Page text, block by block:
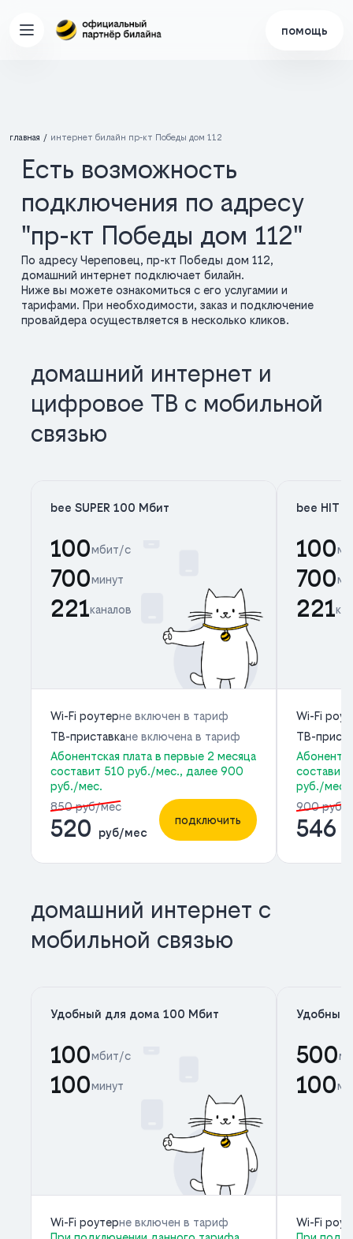
помощь
главная интернет билайн пр-кт Победы дом 112
Есть возможность
подключения по адресу
"пр-кт Победы дом 112"
По адресу Череповец, пр-кт Победы дом 112,
домашний интернет подключает билайн.
Ниже вы можете ознакомиться с его услугамии и
тарифами. При необходимости, заказ и подключение
провайдера осуществляется в несколько кликов.
домашний интернет и
цифровое ТВ с мобильной
связью
bee SUPER 100 Мбит
100мбит/с
700минут
221каналов
Wi-Fi роутерне включен в тариф
ТВ-приставкане включена в тариф
Абонентская плата в первые 2 месяца
составит 510 руб./мес., далее 900
руб./мес.
850 руб/мес
520 руб/мес
подключить
bee HIT
100
700
221
Wi-Fi
ТВ-
составит
руб./мес.
900 руб/
546
домашний интернет с
мобильной связью
Удобный для дома 100 Мбит
100мбит/с
100минут
Wi-Fi роутерне включен в тариф
Удобный
500
100
Wi-Fi